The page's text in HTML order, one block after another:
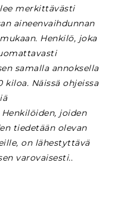
merkittävästi
aineenvaihdunnan
Henkilö, joka
samalla annoksella
kiloa. Näissä ohjeissa
joiden
tiedetään olevan
on lähestyttävä
varovaisesti..